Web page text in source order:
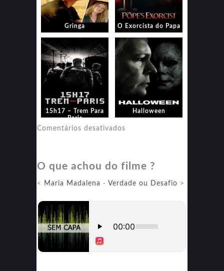
Gringa O Exorcista do Papa
15h17 – Trem Para
Paris
Halloween
Comentários desativados
O que achou do filme ?
< Maria Madalena - Verdade ou Desafio >